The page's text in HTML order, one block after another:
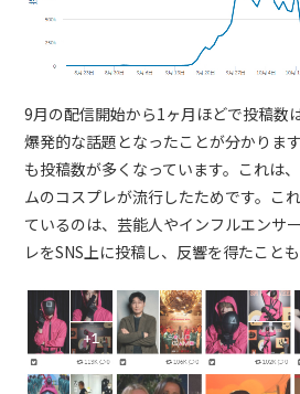
9月の配信開始から1ヶ月ほどで投稿数
爆発的な話題となったことが分かりま
も投稿数が多くなっています。これは
ムのコスプレが流行したためです。こ
ているのは、芸能人やインフルエンサ
レをSNS上に投稿し、反響を得たこと